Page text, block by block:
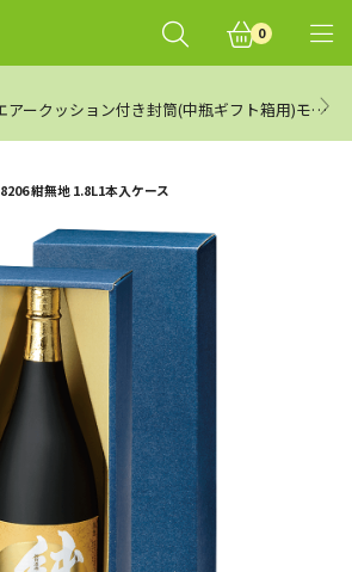
0
エアークッション付き封筒(中瓶ギフト箱用)モニターレビュー集計結果（まとめ） 2025年、最も選
8206 紺無地 1.8L1本入ケース